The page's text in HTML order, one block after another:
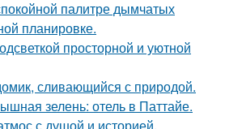
палитре дымчатых
планировке.
просторной и уютной
сливающийся с природой.
зелень: отель в Паттайе.